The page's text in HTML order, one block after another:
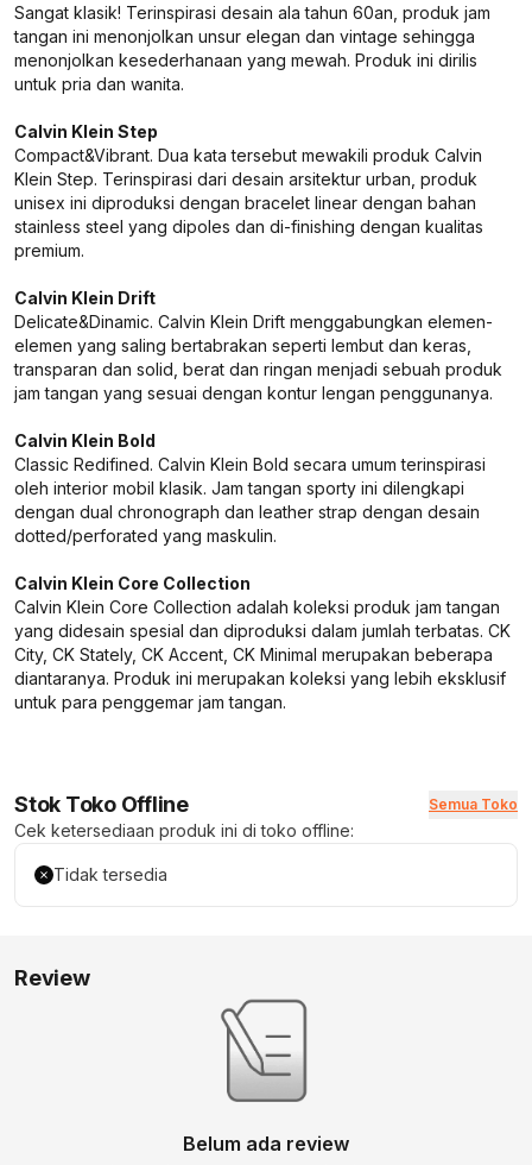
Sangat klasik! Terinspirasi desain ala tahun 60an, produk jam
tangan ini menonjolkan unsur elegan dan vintage sehingga
menonjolkan kesederhanaan yang mewah. Produk ini dirilis
untuk pria dan wanita.
Calvin Klein Step
Compact&Vibrant. Dua kata tersebut mewakili produk Calvin
Klein Step. Terinspirasi dari desain arsitektur urban, produk
unisex ini diproduksi dengan bracelet linear dengan bahan
stainless steel yang dipoles dan di-finishing dengan kualitas
premium.
Calvin Klein Drift
Delicate&Dinamic. Calvin Klein Drift menggabungkan elemen-
elemen yang saling bertabrakan seperti lembut dan keras,
transparan dan solid, berat dan ringan menjadi sebuah produk
jam tangan yang sesuai dengan kontur lengan penggunanya.
Calvin Klein Bold
Classic Redifined. Calvin Klein Bold secara umum terinspirasi
oleh interior mobil klasik. Jam tangan sporty ini dilengkapi
dengan dual chronograph dan leather strap dengan desain
dotted/perforated yang maskulin.
Calvin Klein Core Collection
Calvin Klein Core Collection adalah koleksi produk jam tangan
yang didesain spesial dan diproduksi dalam jumlah terbatas. CK
City, CK Stately, CK Accent, CK Minimal merupakan beberapa
diantaranya. Produk ini merupakan koleksi yang lebih eksklusif
untuk para penggemar jam tangan.
Stok Toko Offline Semua Toko
Cek ketersediaan produk ini di toko offline:
Tidak tersedia
Review
Belum ada review